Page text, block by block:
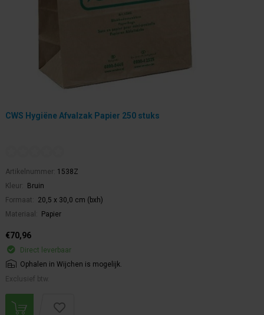
CWS Hygiëne Afvalzak Papier 250 stuks
Artikelnummer: 1538Z
Kleur:
Bruin
Formaat:
20,5 x 30,0 cm (bxh)
Materiaal:
Papier
€70,96
Direct leverbaar
Ophalen in Wijchen is mogelijk.
Exclusief btw.